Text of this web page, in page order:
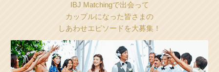
IBJ Matchingで出会って
カップルになった皆さまの
しあわせエピソードを大募集！